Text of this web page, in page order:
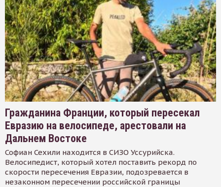
Гражданина Франции, который пересекал
Евразию на велосипеде, арестовали на
Дальнем Востоке
Софиан Сехили находится в СИЗО Уссурийска.
Велосипедист, который хотел поставить рекорд по
скорости пересечения Евразии, подозревается в
незаконном пересечении российской границы